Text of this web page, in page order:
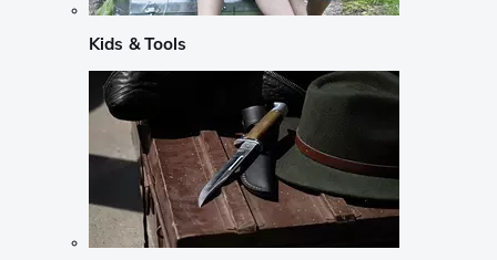
Kids & Tools